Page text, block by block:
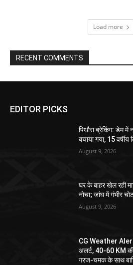
Load more
RECENT COMMENTS
EDITOR PICKS
पिथौरा ब्रेकिंग: डेम में
बचाया गया, 15
August 9, 2026
घर के बाहर खेल रही
नोचा; जांघ में गंभीर
August 9, 2026
CG Weather
अलर्ट, 40-60 KM
गरज-चमक के साथ